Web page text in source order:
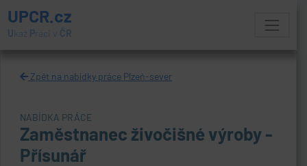
UPCR.cz
U kaž Práci v ČR
Zpět na nabídky práce Plzeň-sever
NABÍDKA PRÁCE
Zaměstnanec živočišné výroby -
Přísunář